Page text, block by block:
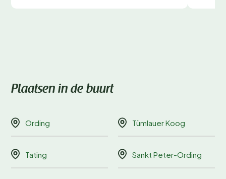
Plaatsen in de buurt
Ording Tümlauer Koog
Tating Sankt Peter-Ording